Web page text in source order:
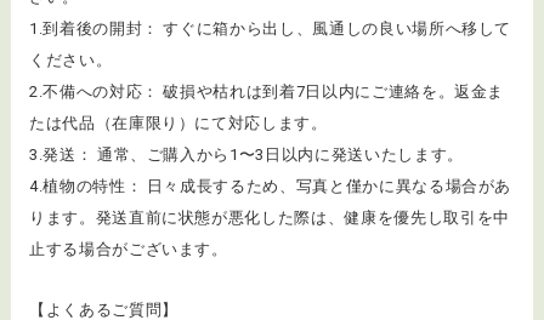
1.到着後の開封： すぐに箱から出し、風通しの良い場所へ移して
ください。
2.不備への対応： 破損や枯れは到着7日以内にご連絡を。返金ま
たは代品（在庫限り）にて対応します。
3.発送： 通常、ご購入から1〜3日以内に発送いたします。
4.植物の特性： 日々成長するため、写真と僅かに異なる場合があ
ります。発送直前に状態が悪化した際は、健康を優先し取引を中
止する場合がございます。
【よくあるご質問】